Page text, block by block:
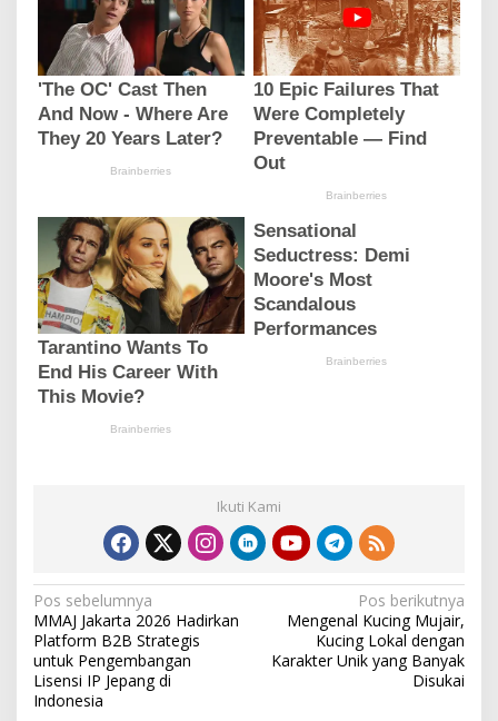
Ikuti Kami
N
a
v
i
Pos sebelumnya
MMAJ Jakarta 2026 Hadirkan
Platform B2B Strategis
untuk Pengembangan
Lisensi IP Jepang di
Indonesia
Pos berikutnya
Mengenal Kucing Mujair,
Kucing Lokal dengan
Karakter Unik yang Banyak
Disukai